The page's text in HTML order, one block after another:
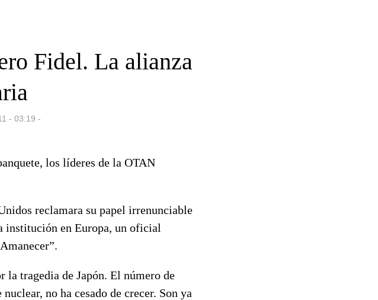
Fidel. La alianza
- 03:19 -
los líderes de la OTAN
reclamara su papel irrenunciable
institución en Europa, un oficial
tragedia de Japón. El número de
no ha cesado de crecer. Son ya